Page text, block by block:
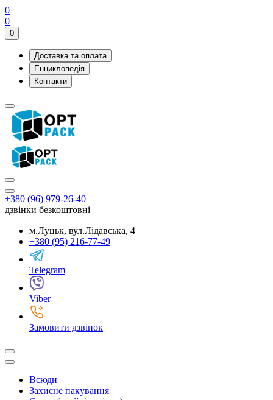
0
0
0
Доставка та оплата
Енциклопедія
Контакти
+380 (96) 979-26-40
дзвінки безкоштовні
м.Луцьк, вул.Лідавська, 4
+380 (95) 216-77-49
Telegram
Viber
Замовити дзвінок
Всюди
Захисне пакування